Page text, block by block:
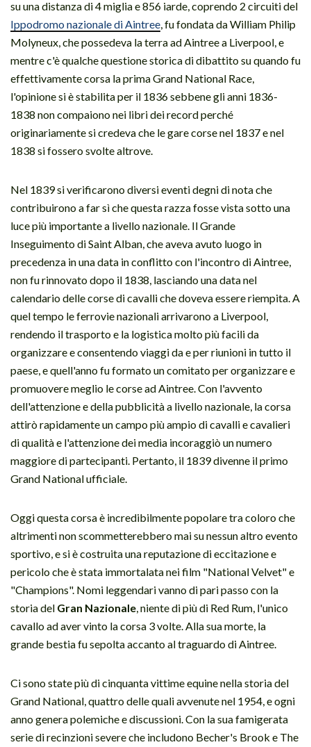
su una distanza di 4 miglia e 856 iarde, coprendo 2 circuiti del
Ippodromo nazionale di Aintree , fu fondata da William Philip
Molyneux, che possedeva la terra ad Aintree a Liverpool, e
mentre c'è qualche questione storica di dibattito su quando fu
effettivamente corsa la prima Grand National Race,
l'opinione si è stabilita per il 1836 sebbene gli anni 1836-
1838 non compaiono nei libri dei record perché
originariamente si credeva che le gare corse nel 1837 e nel
1838 si fossero svolte altrove.
Nel 1839 si verificarono diversi eventi degni di nota che
contribuirono a far sì che questa razza fosse vista sotto una
luce più importante a livello nazionale. Il Grande
Inseguimento di Saint Alban, che aveva avuto luogo in
precedenza in una data in conflitto con l'incontro di Aintree,
non fu rinnovato dopo il 1838, lasciando una data nel
calendario delle corse di cavalli che doveva essere riempita. A
quel tempo le ferrovie nazionali arrivarono a Liverpool,
rendendo il trasporto e la logistica molto più facili da
organizzare e consentendo viaggi da e per riunioni in tutto il
paese, e quell'anno fu formato un comitato per organizzare e
promuovere meglio le corse ad Aintree. Con l'avvento
dell'attenzione e della pubblicità a livello nazionale, la corsa
attirò rapidamente un campo più ampio di cavalli e cavalieri
di qualità e l'attenzione dei media incoraggiò un numero
maggiore di partecipanti. Pertanto, il 1839 divenne il primo
Grand National ufficiale.
Oggi questa corsa è incredibilmente popolare tra coloro che
altrimenti non scommetterebbero mai su nessun altro evento
sportivo, e si è costruita una reputazione di eccitazione e
pericolo che è stata immortalata nei film "National Velvet" e
"Champions". Nomi leggendari vanno di pari passo con la
storia del Gran Nazionale , niente di più di Red Rum, l'unico
cavallo ad aver vinto la corsa 3 volte. Alla sua morte, la
grande bestia fu sepolta accanto al traguardo di Aintree.
Ci sono state più di cinquanta vittime equine nella storia del
Grand National, quattro delle quali avvenute nel 1954, e ogni
anno genera polemiche e discussioni. Con la sua famigerata
serie di recinzioni severe che includono Becher's Brook e The